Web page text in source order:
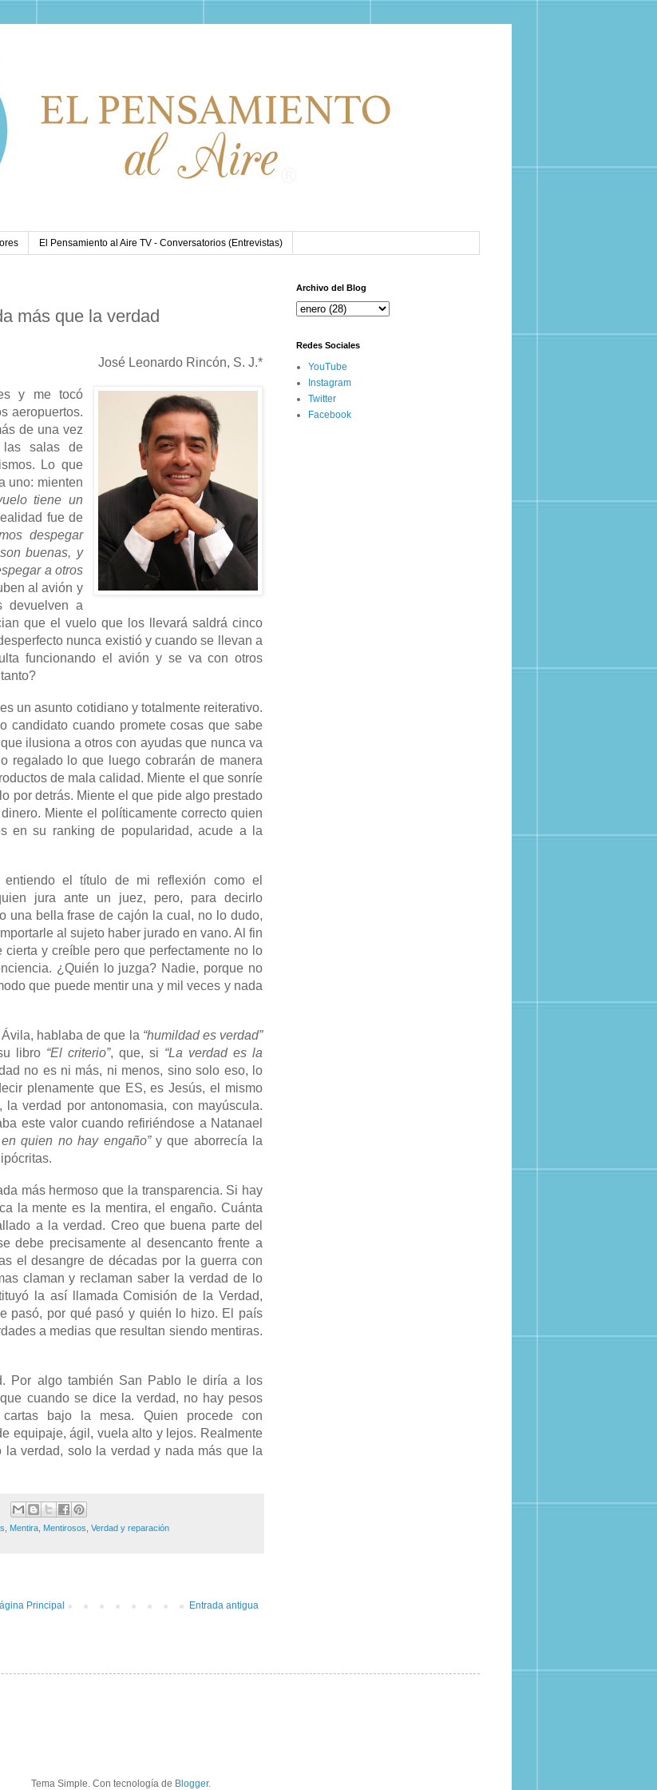
El Pensamiento al Aire TV - Conversatorios (Entrevistas)
más que la verdad
José Leonardo Rincón, S. J.*
y me tocó
aeropuertos.
de una vez
las salas de
Lo que
uno: mienten
tiene un
fue de
despegar
buenas, y
a otros
al avión y
devuelven a
que el vuelo que los llevará saldrá cinco
nunca existió y cuando se llevan a
funcionando el avión y se va con otros
un asunto cotidiano y totalmente reiterativo.
candidato cuando promete cosas que sabe
ilusiona a otros con ayudas que nunca va
regalado lo que luego cobrarán de manera
de mala calidad. Miente el que sonríe
por detrás. Miente el que pide algo prestado
Miente el políticamente correcto quien
en su ranking de popularidad, acude a la
el título de mi reflexión como el
jura ante un juez, pero, para decirlo
una bella frase de cajón la cual, no lo dudo,
al sujeto haber jurado en vano. Al fin
y creíble pero que perfectamente no lo
¿Quién lo juzga? Nadie, porque no
que puede mentir una y mil veces y nada
hablaba de que la “humildad es verdad”
libro “El criterio”, que, si “La verdad es la
no es ni más, ni menos, sino solo eso, lo
plenamente que ES, es Jesús, el mismo
la verdad por antonomasia, con mayúscula.
este valor cuando refiriéndose a Natanael
quien no hay engaño”y que aborrecía la
más hermoso que la transparencia. Si hay
la mente es la mentira, el engaño. Cuánta
a la verdad. Creo que buena parte del
debe precisamente al desencanto frente a
el desangre de décadas por la guerra con
claman y reclaman saber la verdad de lo
la así llamada Comisión de la Verdad,
pasó, por qué pasó y quién lo hizo. El país
a medias que resultan siendo mentiras.
Por algo también San Pablo le diría a los
cuando se dice la verdad, no hay pesos
bajo la mesa. Quien procede con
equipaje, ágil, vuela alto y lejos. Realmente
verdad, solo la verdad y nada más que la
, Mentira, Mentirosos, Verdad y reparación
Entrada antigua
Principal
Archivo del Blog
Redes Sociales
YouTube
Instagram
Twitter
Facebook
Tema Simple. Con tecnología de Blogger.